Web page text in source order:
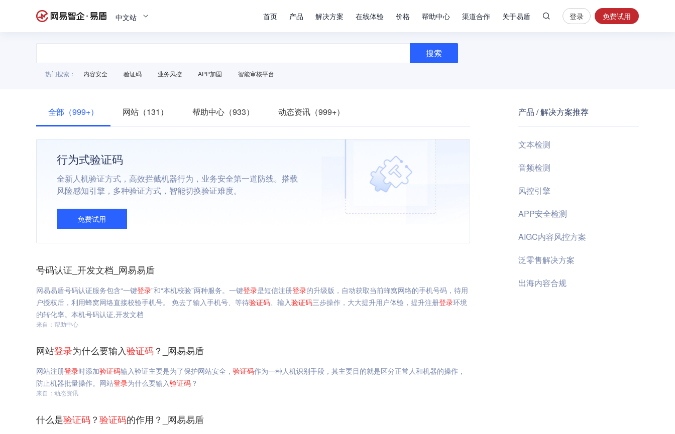
中文站 首页 产品 解决方案 在线体验 价格 帮助中心 渠道合作 关于易盾
安
全
控
登录 免费试用
搜索
热门搜索： 内容安全 验证码 业务风控 APP加固 智能审核平台
全部（999+） 网站（131） 帮助中心（933） 动态资讯（999+）
行为式验证码
全新人机验证方式，高效拦截机器行为，业务安全第一道防线。搭载
风险感知引擎，多种验证方式，智能切换验证难度。
免费试用
号码认证_开发文档_网易易盾
网易易盾号码认证服务包含“一键登录”和“本机校验”两种服务。一键登录是短信注册登录的升级版，自动获取当前蜂窝网络的手机号码，待用
户授权后，利用蜂窝网络直接校验手机号。 免去了输入手机号、等待验证码、输入验证码三步操作，大大提升用户体验，提升注册登录环境
的转化率。本机号码认证,开发文档
来自：帮助中心
网站登录为什么要输入验证码 ？_网易易盾
网站注册登录时添加验证码输入验证主要是为了保护网站安全， 验证码作为一种人机识别手段，其主要目的就是区分正常人和机器的操作，
防止机器批量操作。网站登录为什么要输入验证码 ？
来自：动态资讯
什么是验证码 ？验证码的作用？_网易易盾
产品 / 解决方案推荐
文本检测
音频检测
风控引擎
APP安全检测
AIGC内容风控方案
泛零售解决方案
出海内容合规